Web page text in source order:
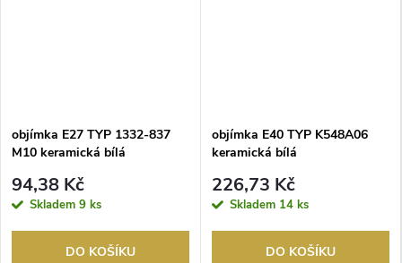
objímka E27 TYP 1332-837
M10 keramická bílá
94,38 Kč
Skladem 9 ks
DO KOŠÍKU
objímka E40 TYP K548A06
keramická bílá
226,73 Kč
Skladem 14 ks
DO KOŠÍKU